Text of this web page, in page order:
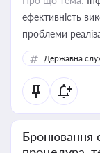
ефективність
проблеми
Державна
Бронювання